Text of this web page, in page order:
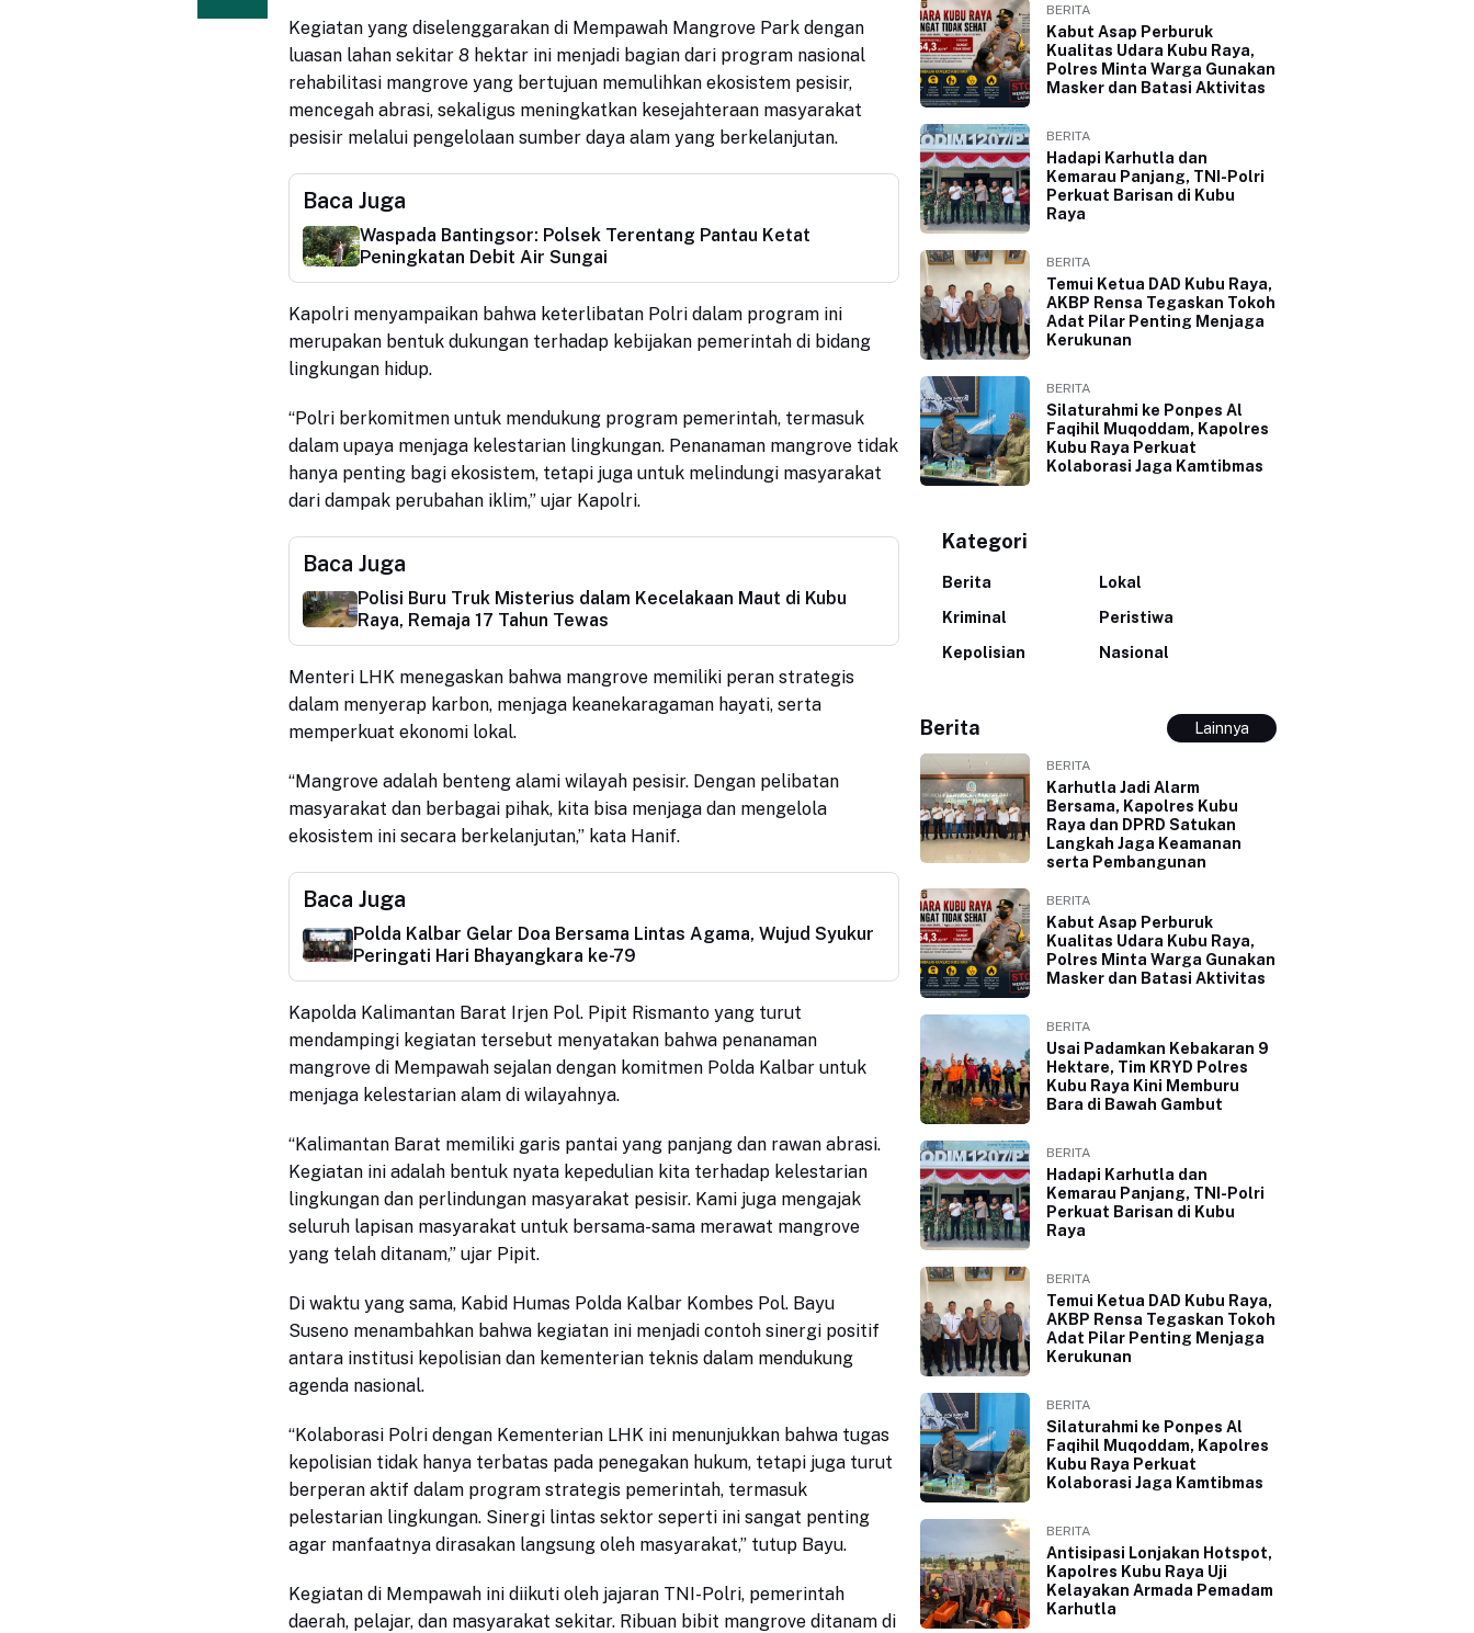
Kegiatan yang diselenggarakan di Mempawah Mangrove Park dengan
luasan lahan sekitar 8 hektar ini menjadi bagian dari program nasional
rehabilitasi mangrove yang bertujuan memulihkan ekosistem pesisir,
mencegah abrasi, sekaligus meningkatkan kesejahteraan masyarakat
pesisir melalui pengelolaan sumber daya alam yang berkelanjutan.
Baca Juga
Waspada Bantingsor: Polsek Terentang Pantau Ketat
Peningkatan Debit Air Sungai
Kapolri menyampaikan bahwa keterlibatan Polri dalam program ini
merupakan bentuk dukungan terhadap kebijakan pemerintah di bidang
lingkungan hidup.
“Polri berkomitmen untuk mendukung program pemerintah, termasuk
dalam upaya menjaga kelestarian lingkungan. Penanaman mangrove tidak
hanya penting bagi ekosistem, tetapi juga untuk melindungi masyarakat
dari dampak perubahan iklim,” ujar Kapolri.
Baca Juga
Polisi Buru Truk Misterius dalam Kecelakaan Maut di Kubu
Raya, Remaja 17 Tahun Tewas
Menteri LHK menegaskan bahwa mangrove memiliki peran strategis
dalam menyerap karbon, menjaga keanekaragaman hayati, serta
memperkuat ekonomi lokal.
“Mangrove adalah benteng alami wilayah pesisir. Dengan pelibatan
masyarakat dan berbagai pihak, kita bisa menjaga dan mengelola
ekosistem ini secara berkelanjutan,” kata Hanif.
Baca Juga
Polda Kalbar Gelar Doa Bersama Lintas Agama, Wujud Syukur
Peringati Hari Bhayangkara ke-79
Kapolda Kalimantan Barat Irjen Pol. Pipit Rismanto yang turut
mendampingi kegiatan tersebut menyatakan bahwa penanaman
mangrove di Mempawah sejalan dengan komitmen Polda Kalbar untuk
menjaga kelestarian alam di wilayahnya.
“Kalimantan Barat memiliki garis pantai yang panjang dan rawan abrasi.
Kegiatan ini adalah bentuk nyata kepedulian kita terhadap kelestarian
lingkungan dan perlindungan masyarakat pesisir. Kami juga mengajak
seluruh lapisan masyarakat untuk bersama-sama merawat mangrove
yang telah ditanam,” ujar Pipit.
Di waktu yang sama, Kabid Humas Polda Kalbar Kombes Pol. Bayu
Suseno menambahkan bahwa kegiatan ini menjadi contoh sinergi positif
antara institusi kepolisian dan kementerian teknis dalam mendukung
agenda nasional.
“Kolaborasi Polri dengan Kementerian LHK ini menunjukkan bahwa tugas
kepolisian tidak hanya terbatas pada penegakan hukum, tetapi juga turut
berperan aktif dalam program strategis pemerintah, termasuk
pelestarian lingkungan. Sinergi lintas sektor seperti ini sangat penting
agar manfaatnya dirasakan langsung oleh masyarakat,” tutup Bayu.
Kegiatan di Mempawah ini diikuti oleh jajaran TNI-Polri, pemerintah
daerah, pelajar, dan masyarakat sekitar. Ribuan bibit mangrove ditanam di
BERITA
Kabut Asap Perburuk
Kualitas Udara Kubu Raya,
Polres Minta Warga Gunakan
Masker dan Batasi Aktivitas
BERITA
Hadapi Karhutla dan
Kemarau Panjang, TNI-Polri
Perkuat Barisan di Kubu
Raya
BERITA
Temui Ketua DAD Kubu Raya,
AKBP Rensa Tegaskan Tokoh
Adat Pilar Penting Menjaga
Kerukunan
BERITA
Silaturahmi ke Ponpes Al
Faqihil Muqoddam, Kapolres
Kubu Raya Perkuat
Kolaborasi Jaga Kamtibmas
Kategori
Berita
Lokal
Kriminal
Peristiwa
Kepolisian
Nasional
Berita Lainnya
BERITA
Karhutla Jadi Alarm
Bersama, Kapolres Kubu
Raya dan DPRD Satukan
Langkah Jaga Keamanan
serta Pembangunan
BERITA
Kabut Asap Perburuk
Kualitas Udara Kubu Raya,
Polres Minta Warga Gunakan
Masker dan Batasi Aktivitas
BERITA
Usai Padamkan Kebakaran 9
Hektare, Tim KRYD Polres
Kubu Raya Kini Memburu
Bara di Bawah Gambut
BERITA
Hadapi Karhutla dan
Kemarau Panjang, TNI-Polri
Perkuat Barisan di Kubu
Raya
BERITA
Temui Ketua DAD Kubu Raya,
AKBP Rensa Tegaskan Tokoh
Adat Pilar Penting Menjaga
Kerukunan
BERITA
Silaturahmi ke Ponpes Al
Faqihil Muqoddam, Kapolres
Kubu Raya Perkuat
Kolaborasi Jaga Kamtibmas
BERITA
Antisipasi Lonjakan Hotspot,
Kapolres Kubu Raya Uji
Kelayakan Armada Pemadam
Karhutla